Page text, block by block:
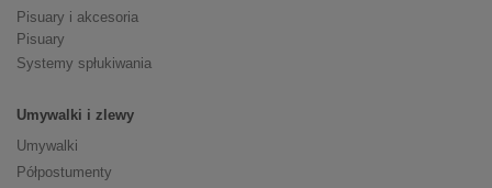
Pisuary i akcesoria
Pisuary
Systemy spłukiwania
Umywalki i zlewy
Umywalki
Półpostumenty